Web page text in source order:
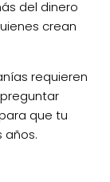
del dinero
crean
requieren
que tu
años.